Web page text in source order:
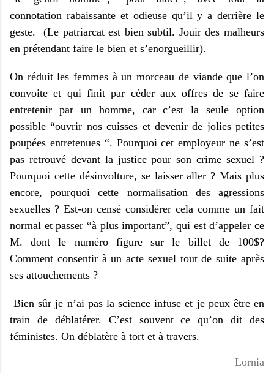
connotation rabaissante et odieuse qu’il y a derrière le
geste.
(Le patriarcat est bien subtil. Jouir des malheurs
en prétendant faire le bien et s’enorgueillir).
On réduit les femmes à un morceau de viande que l’on
convoite et qui finit par céder aux offres de se faire
entretenir par un homme, car c’est la seule option
possible “ouvrir nos cuisses et devenir de jolies petites
poupées entretenues “. Pourquoi cet employeur ne s’est
pas retrouvé devant la justice pour son crime sexuel ?
Pourquoi cette désinvolture, se laisser aller ? Mais plus
encore, pourquoi cette normalisation des agressions
sexuelles ? Est-on censé considérer cela comme un fait
normal et passer “à plus important”, qui est d’appeler ce
M. dont le numéro figure sur le billet de 100$?
Comment consentir à un acte sexuel tout de suite après
ses attouchements ?
Bien sûr je n’ai pas la science infuse et je peux être en
train de déblatérer. C’est souvent ce qu’on dit des
féministes. On déblatère à tort et à travers.
Lornia